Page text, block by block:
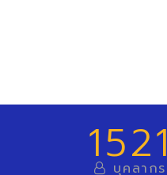
1521
บุคลากร